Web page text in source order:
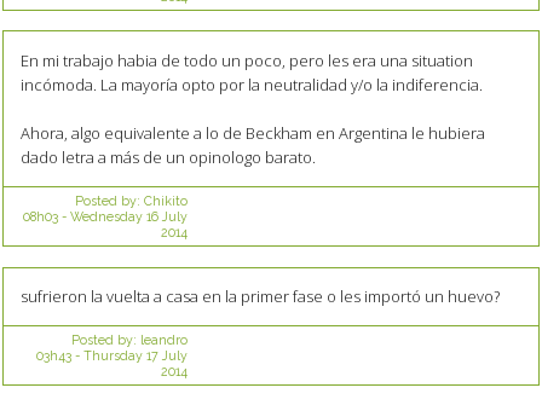
En mi trabajo habia de todo un poco, pero les era una situation
incómoda. La mayoría opto por la neutralidad y/o la indiferencia.
Ahora, algo equivalente a lo de Beckham en Argentina le hubiera
dado letra a más de un opinologo barato.
Posted by: Chikito
08h03- Wednesday 16 July
2014
sufrieron la vuelta a casa en la primer fase o les importó un huevo?
Posted by: leandro
03h43- Thursday 17 July
2014